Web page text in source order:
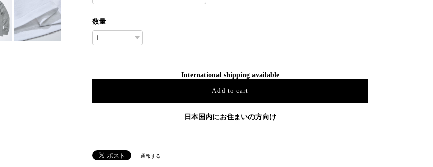
数量
International shipping available
Add to cart
日本国内にお住まいの方向け
通報する